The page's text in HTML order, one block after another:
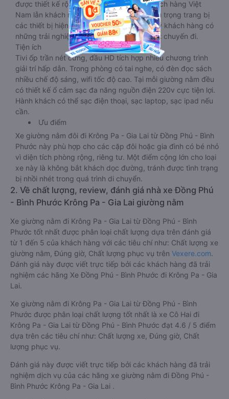
được thiết kế rộng hơn, phù hợp với cả khách hàng Việt
Nam lẫn khách nước ngoài. Nhà xe vẫn chú trọng trang bị
các thiết bị hiện đại nhằm đảm bảo cho quý khách hàng có
những trải nghiệm thoải mái nhất trong suốt chuyến đi.
Tiện ích
Tivi ốp trần nét cứng, đầu HD tích hợp nhiều chương trình
giải trí hấp dẫn. Trong phòng có tai nghe, có đèn đọc sách
nhiều chế độ sáng, wifi tốc độ cao. Tại mỗi giường nằm đều
có thiết kế ổ cắm sạc đa năng nguồn điện 220v cực tiện lợi.
Hành khách có thể sạc điện thoại, sạc laptop, sạc ipad nếu
cần.
Ưu điểm
Xe giường nằm đôi đi Krông Pa - Gia Lai từ Đồng Phú - Bình
Phước này phù hợp cho các cặp đôi hoặc gia đình có bé nhỏ
vì diện tích phòng rộng, riêng tư. Một điểm cộng lớn cho loại
xe này là không bắt khách dọc đường, tránh được tình trạng
bị nhồi nhét trong quá trình di chuyển.
2. Về chất lượng, review, đánh giá nhà xe Đồng Phú
- Bình Phước Krông Pa - Gia Lai giường nằm
Xe giường nằm đi Krông Pa - Gia Lai từ Đồng Phú - Bình
Phước tốt nhất được phân loại chất lượng dựa trên đánh giá
từ 1 đến 5 của khách hàng với các tiêu chí như: Chất lượng xe
giường nằm, Đúng giờ, Chất lượng phục vụ trên Vexere.com.
Đánh giá này được viết trực tiếp bởi các khách hàng đã trải
nghiệm các hãng Xe Đồng Phú - Bình Phước đi Krông Pa - Gia
Lai.
Xe giường nằm đi Krông Pa - Gia Lai từ Đồng Phú - Bình
Phước được phân loại chất lượng tốt nhất là xe Cô Hai đi
Krông Pa - Gia Lai từ Đồng Phú - Bình Phước đạt 4.6 / 5 điểm
dựa trên các tiêu chí như: Chất lượng xe, Đúng giờ, Chất
lượng phục vụ.
Đánh giá này được viết trực tiếp bởi các khách hàng đã trải
nghiệm dịch vụ của các hãng xe giường nằm đi Đồng Phú -
Bình Phước Krông Pa - Gia Lai .